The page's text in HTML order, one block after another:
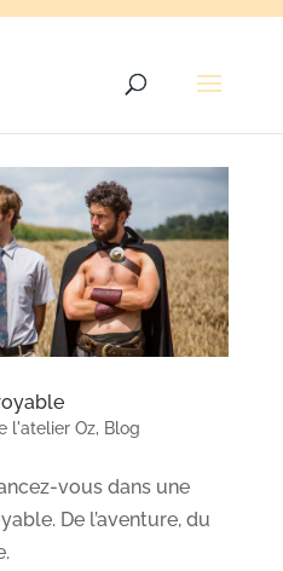
l'atelier Oz, Blog
vous dans une
De l’aventure, du